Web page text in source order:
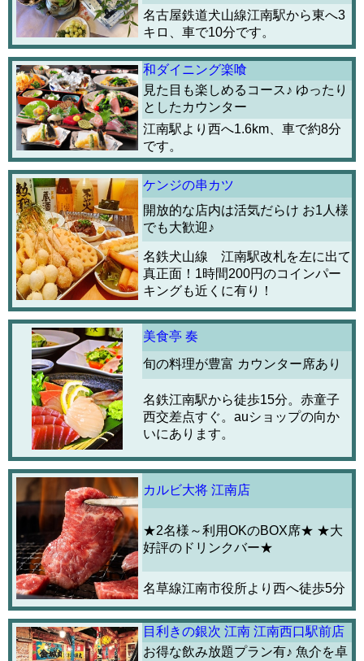
名古屋鉄道犬山線江南駅から東へ3
キロ、車で10分です。
和ダイニング楽喰
見た目も楽しめるコース♪ ゆったり
としたカウンター
江南駅より西へ1.6km、車で約8分
です。
ケンジの串カツ
開放的な店内は活気だらけ お1人様
でも大歓迎♪
名鉄犬山線 江南駅改札を左に出て
真正面！1時間200円のコインパー
キングも近くに有り！
美食亭 奏
旬の料理が豊富 カウンター席あり
名鉄江南駅から徒歩15分。赤童子
西交差点すぐ。auショップの向か
いにあります。
カルビ大将 江南店
★2名様～利用OKのBOX席★ ★大
好評のドリンクバー★
名草線江南市役所より西へ徒歩5分
目利きの銀次 江南 江南西口駅前店
お得な飲み放題プラン有♪ 魚介を卓